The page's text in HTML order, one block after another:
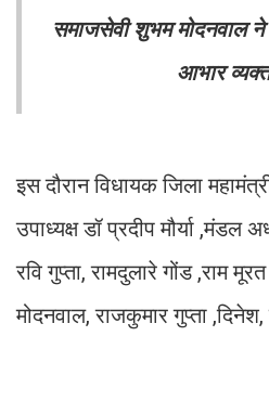
समाजसेवी शुभम मोदनवाल ने
आभार
इस दौरान विधायक जिला
उपाध्यक्ष डॉ प्रदीप मौर्या ,मंडल
रवि गुप्ता, रामदुलारे गोंड ,राम
मोदनवाल, राजकुमार गुप्ता